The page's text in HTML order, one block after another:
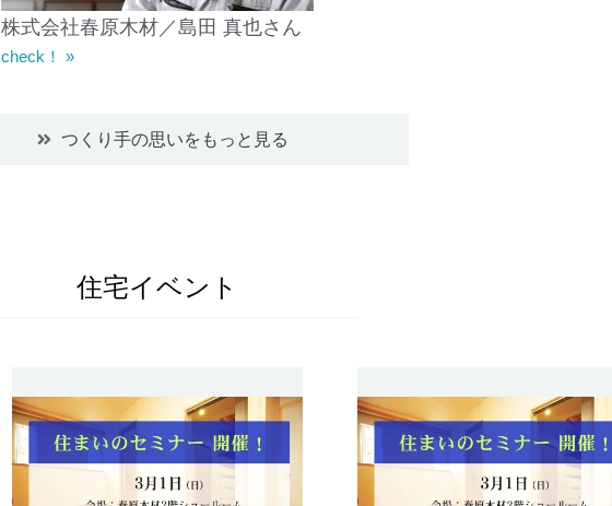
株式会社春原木材／島田 真也さん
check！ »
つくり手の思いをもっと見る
住宅イベント